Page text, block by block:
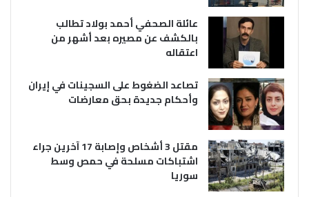
عائلة الصحفي أحمد بولاد تطالب
بالكشف عن مصيره بعد أشهر من
اعتقاله
تصاعد الضغوط على السجينات في إيران
وأحكام جديدة بحق معارضات
مقتل 3 أشخاص وإصابة 17 آخرين جراء
اشتباكات مسلحة في حمص وسط
سوريا